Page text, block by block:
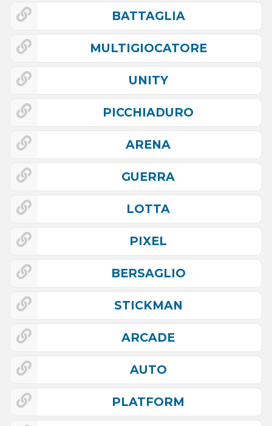
BATTAGLIA
MULTIGIOCATORE
UNITY
PICCHIADURO
ARENA
GUERRA
LOTTA
PIXEL
BERSAGLIO
STICKMAN
ARCADE
AUTO
PLATFORM